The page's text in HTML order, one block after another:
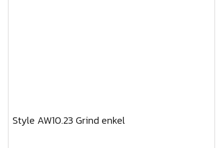
Style AW10.23 Grind enkel